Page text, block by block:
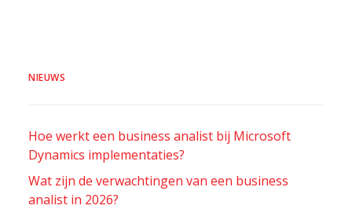
NIEUWS
Hoe werkt een business analist bij Microsoft
Dynamics implementaties?
Wat zijn de verwachtingen van een business
analist in 2026?